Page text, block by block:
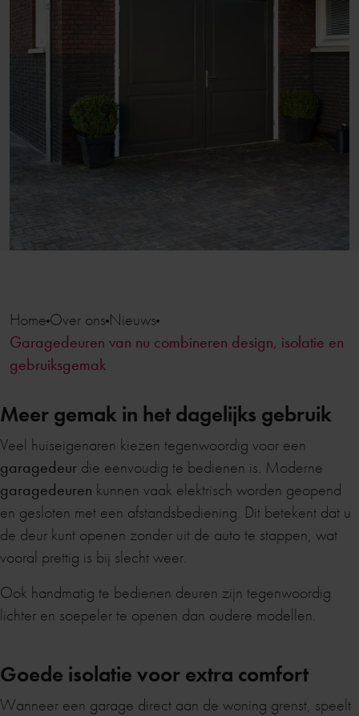
Home Over ons Nieuws
Garagedeuren van nu combineren design, isolatie en
gebruiksgemak
Meer gemak in het dagelijks gebruik
Veel huiseigenaren kiezen tegenwoordig voor een
garagedeur die eenvoudig te bedienen is. Moderne
garagedeuren kunnen vaak elektrisch worden geopend
en gesloten met een afstandsbediening. Dit betekent dat u
de deur kunt openen zonder uit de auto te stappen, wat
vooral prettig is bij slecht weer.
Ook handmatig te bedienen deuren zijn tegenwoordig
lichter en soepeler te openen dan oudere modellen.
Goede isolatie voor extra comfort
Wanneer een garage direct aan de woning grenst, speelt